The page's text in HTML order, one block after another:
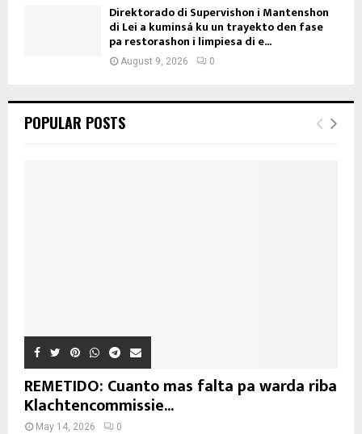
Direktorado di Supervishon i Mantenshon
di Lei a kuminsá ku un trayekto den fase
pa restorashon i limpiesa di e...
August 9, 2026 0
POPULAR POSTS
REMETIDO: Cuanto mas falta pa warda riba
Klachtencommissie...
May 14, 2026 0